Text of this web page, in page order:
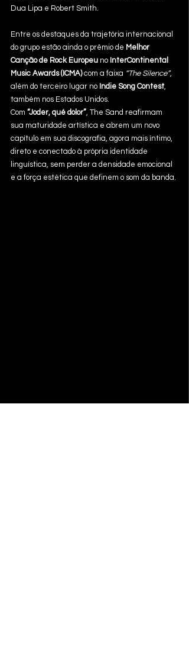
Dua Lipa e Robert Smith.
Entre os destaques da trajetória internacional
do grupo estão ainda o prêmio de Melhor
Canção de Rock Europeu no InterContinental
Music Awards (ICMA) com a faixa “The Silence”,
além do terceiro lugar no Indie Song Contest,
também nos Estados Unidos.
Com “Joder, qué dolor”, The Sand reafirmam
sua maturidade artística e abrem um novo
capítulo em sua discografia, agora mais íntimo,
direto e conectado à própria identidade
linguística, sem perder a densidade emocional
e a força estética que definem o som da banda.